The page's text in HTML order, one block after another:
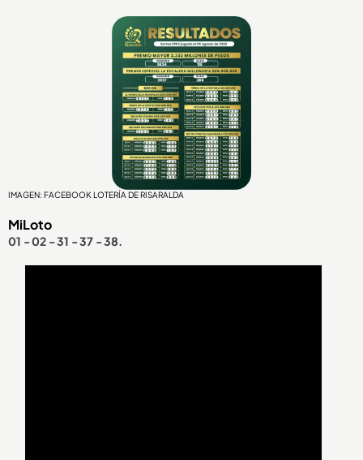
IMAGEN: FACEBOOK LOTERÍA DE RISARALDA
MiLoto
01 - 02 - 31 - 37 - 38.